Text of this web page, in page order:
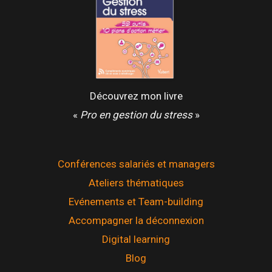
Découvrez mon livre
« Pro en gestion du stress»
Conférences salariés et managers
Ateliers thématiques
Evénements et Team-building
Accompagner la déconnexion
Digital learning
Blog